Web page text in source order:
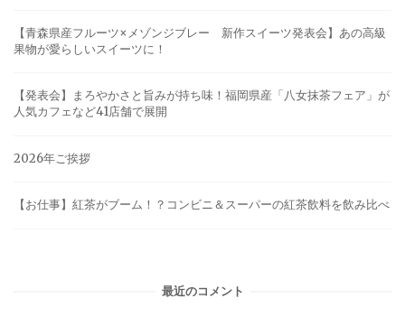
【青森県産フルーツ×メゾンジブレー 新作スイーツ発表会】あの高級
果物が愛らしいスイーツに！
【発表会】まろやかさと旨みが持ち味！福岡県産「八女抹茶フェア」が
人気カフェなど41店舗で展開
2026年ご挨拶
【お仕事】紅茶がブーム！？コンビニ＆スーパーの紅茶飲料を飲み比べ
最近のコメント